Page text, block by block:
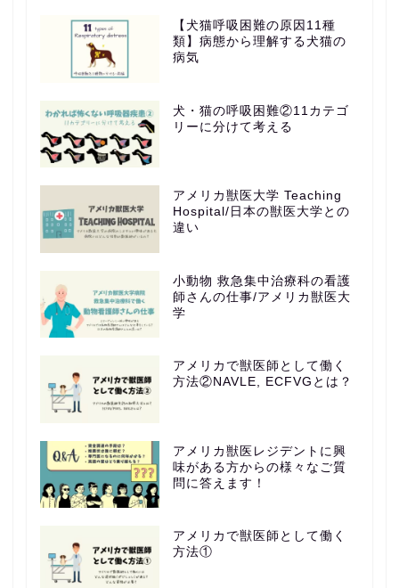
【犬猫呼吸困難の原因11種
類】病態から理解する犬猫の
病気
犬・猫の呼吸困難②11カテゴ
リーに分けて考える
アメリカ獣医大学 Teaching
Hospital/日本の獣医大学との
違い
小動物 救急集中治療科の看護
師さんの仕事/アメリカ獣医大
学
アメリカで獣医師として働く
方法②NAVLE, ECFVGとは？
アメリカ獣医レジデントに興
味がある方からの様々なご質
問に答えます！
アメリカで獣医師として働く
方法①